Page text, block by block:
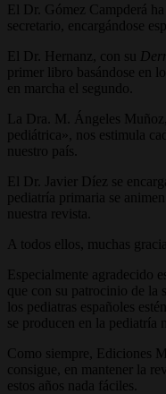
El Dr. Gómez Campderá
secretario, encargándose
El Dr. Hernanz, con su
primer libro basándose en
en marcha el segundo.
La Dra. M. Ángeles
pediátrica», nos estimula
nuestro país.
El Dr. Javier Díez se
pediatría primaria se
nuestra revista.
A todos ellos, muchas
Especialmente agradecido
que con su patrocinio de la
los pediatras españoles
se producen en la pediatría
Como siempre, Ediciones
consigue, en mantener la
estos años nada fáciles.